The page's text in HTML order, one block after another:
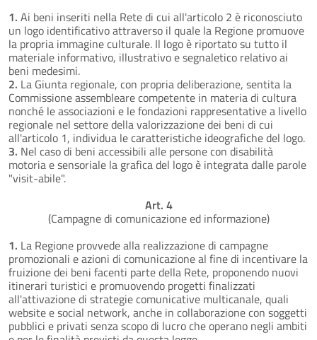
1. Ai beni inseriti nella Rete di cui all'articolo 2 è riconosciuto
un logo identificativo attraverso il quale la Regione promuove
la propria immagine culturale. Il logo è riportato su tutto il
materiale informativo, illustrativo e segnaletico relativo ai
beni medesimi.
2. La Giunta regionale, con propria deliberazione, sentita la
Commissione assembleare competente in materia di cultura
nonché le associazioni e le fondazioni rappresentative a livello
regionale nel settore della valorizzazione dei beni di cui
all'articolo 1, individua le caratteristiche ideografiche del logo.
3. Nel caso di beni accessibili alle persone con disabilità
motoria e sensoriale la grafica del logo è integrata dalle parole
"visit-abile".
Art. 4
(Campagne di comunicazione ed informazione)
1. La Regione provvede alla realizzazione di campagne
promozionali e azioni di comunicazione al fine di incentivare la
fruizione dei beni facenti parte della Rete, proponendo nuovi
itinerari turistici e promuovendo progetti finalizzati
all'attivazione di strategie comunicative multicanale, quali
website e social network, anche in collaborazione con soggetti
pubblici e privati senza scopo di lucro che operano negli ambiti